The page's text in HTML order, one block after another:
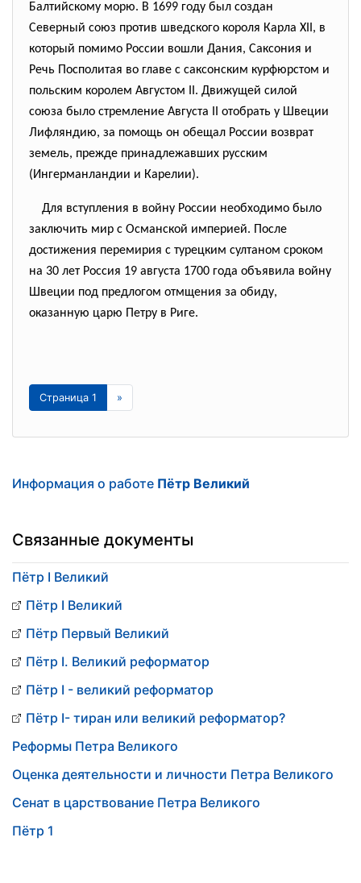
Балтийскому морю. В 1699 году был создан
Северный союз против шведского короля Карла XII, в
который помимо России вошли Дания, Саксония и
Речь Посполитая во главе с саксонским курфюрстом и
польским королем Августом II. Движущей силой
союза было стремление Августа II отобрать у Швеции
Лифляндию, за помощь он обещал России возврат
земель, прежде принадлежавших русским
(Ингерманландии и Карелии).
Для вступления в войну России необходимо было
заключить мир с Османской империей. После
достижения перемирия с турецким султаном сроком
на 30 лет Россия 19 августа 1700 года объявила войну
Швеции под предлогом отмщения за обиду,
оказанную царю Петру в Риге.
Страница 1 »
Информация о работе Пётр Великий
Связанные документы
Пётр I Великий
Пётр I Великий
Пётр Первый Великий
Пётр I. Великий реформатор
Пётр I - великий реформатор
Пётр I- тиран или великий реформатор?
Реформы Петра Великого
Оценка деятельности и личности Петра Великого
Сенат в царствование Петра Великого
Пётр 1